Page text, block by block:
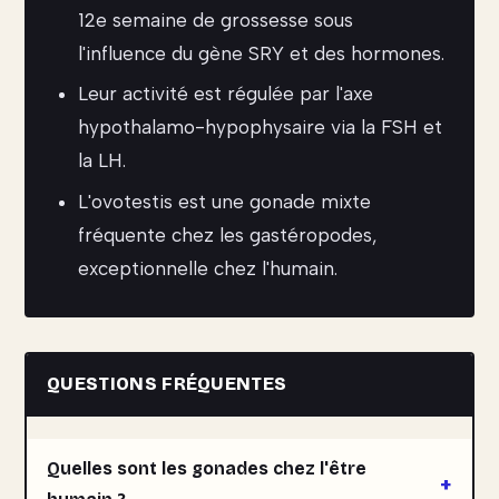
12e semaine de grossesse sous
l'influence du gène SRY et des hormones.
Leur activité est régulée par l'axe
hypothalamo-hypophysaire via la FSH et
la LH.
L'ovotestis est une gonade mixte
fréquente chez les gastéropodes,
exceptionnelle chez l'humain.
QUESTIONS FRÉQUENTES
Quelles sont les gonades chez l'être